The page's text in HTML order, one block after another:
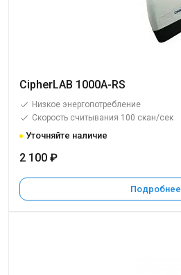
CipherLAB 1000A-RS
Низкое энергопотребление
Скорость считывания 100 скан/сек
Уточняйте наличие
2 100 ₽
Подробнее